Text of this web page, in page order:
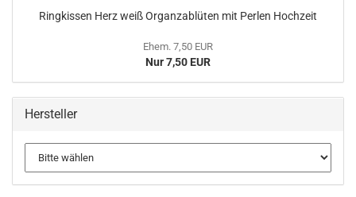
Ringkissen Herz weiß Organzablüten mit Perlen Hochzeit
Ehem. 7,50 EUR
Nur 7,50 EUR
Hersteller